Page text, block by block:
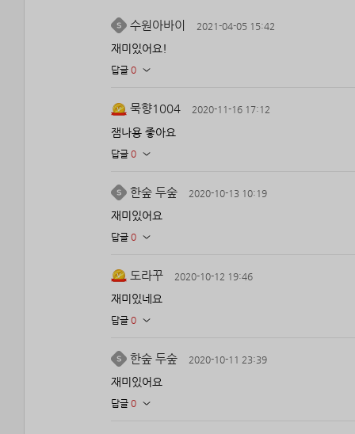
수원아바이 2021-04-05 15:42
재미있어요!
답글 0
묵향1004 2020-11-16 17:12
잼나용 좋아요
답글 0
한숲 두숲 2020-10-13 10:19
재미있어요
답글 0
도라꾸 2020-10-12 19:46
재미있네요
답글 0
한숲 두숲 2020-10-11 23:39
재미있어요
답글 0